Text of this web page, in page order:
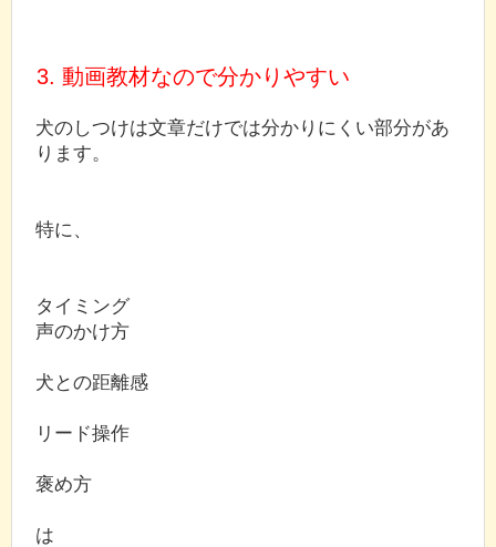
3. 動画教材なので分かりやすい
犬のしつけは文章だけでは分かりにくい部分があ
ります。
特に、
タイミング
声のかけ方
犬との距離感
リード操作
褒め方
は